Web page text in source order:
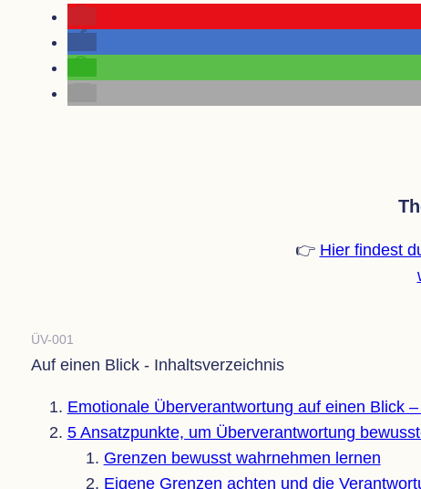
👉 Hier fin­dest
ÜV-001
Auf einen Blick - Inhaltsverzeichnis
Emo­tio­nale Über­ver­ant­wor­tung auf einen Blick
5 Ansatz­punkte, um Über­ver­ant­wor­tung
Gren­zen bewusst wahr­neh­men lernen
Eigene Gren­zen ach­ten und die